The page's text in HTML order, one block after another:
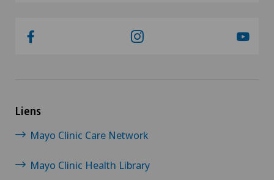
Liens
Mayo Clinic Care Network
Mayo Clinic Health Library